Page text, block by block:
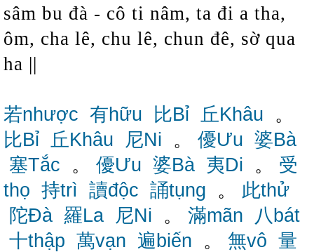
sâm bu đà - cô ti nâm, ta đi a tha,
ôm, cha lê, chu lê, chun đê, sờ qua
ha ||
若nhược 有hữu 比Bỉ 丘Khâu 。
比Bỉ
丘Khâu 尼Ni 。 優Ưu 婆Bà
塞Tắc 。 優Ưu 婆Bà 夷Di 。 受
thọ 持trì 讀độc 誦tụng 。 此thử
陀Đà 羅La 尼Ni 。 滿mãn
八bát
十thập 萬vạn 遍biến 。 無vô 量